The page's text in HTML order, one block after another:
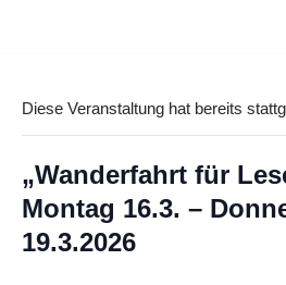
springen
Diese Veranstaltung hat bereits
„Wanderfahrt für
Montag 16.3. –
19.3.2026